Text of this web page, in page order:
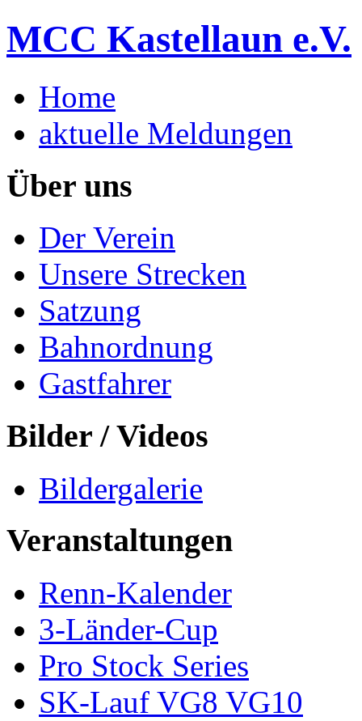
MCC Kastellaun e.V.
Home
aktuelle Meldungen
Über uns
Der Verein
Unsere Strecken
Satzung
Bahnordnung
Gastfahrer
Bilder / Videos
Bildergalerie
Veranstaltungen
Renn-Kalender
3-Länder-Cup
Pro Stock Series
SK-Lauf VG8 VG10